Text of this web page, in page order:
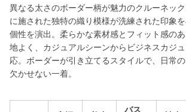
異なる太さのボーダー柄が魅力のクルーネッ
に施された独特の織り模様が洗練された印象
個性を演出。柔らかな素材感とフィット感の
地よく、カジュアルシーンからビジネスカジ
応。ボーダーが引き立てるスタイルで、日常
欠かせない一着。
バス